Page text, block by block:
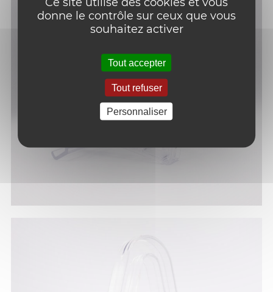
donne le contrôle sur ceux que vous
souhaitez activer
Tout accepter
Tout refuser
Personnaliser